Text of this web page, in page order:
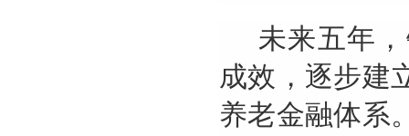
未来五年
成效，逐步建
养老金融体系